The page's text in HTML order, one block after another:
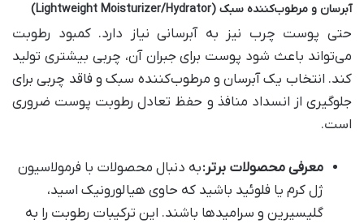
آبرسان و مرطوب‌کننده سبک (Lightweight Moisturizer/Hydrator)
حتی پوست چرب نیز به آبرسانی نیاز دارد. کمبود رطوبت
می‌تواند باعث شود پوست برای جبران آن، چربی بیشتری تولید
کند. انتخاب یک آبرسان و مرطوب‌کننده سبک و فاقد چربی برای
جلوگیری از انسداد منافذ و حفظ تعادل رطوبت پوست ضروری
است.
معرفی محصولات برتر:به دنبال محصولات با فرمولاسیون
ژل کرم یا فلوئید باشید که حاوی هیالورونیک اسید،
گلیسیرین و سرامیدها باشند. این ترکیبات رطوبت را به